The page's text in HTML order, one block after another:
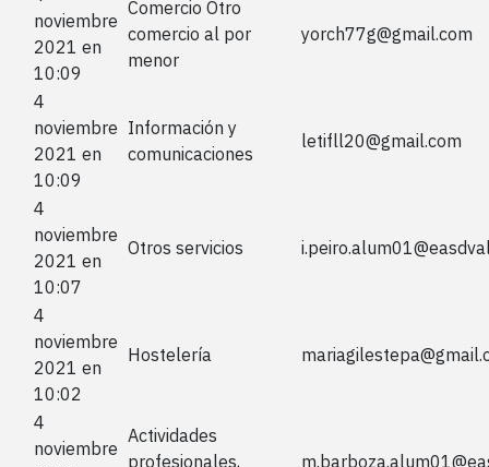
noviembre
2021 en
10:09
Comercio Otro
comercio al por
menor
yorch77g@gmail.com
4
noviembre
2021 en
10:09
Información y
comunicaciones
letifll20@gmail.com
4
noviembre
2021 en
10:07
Otros servicios
4
noviembre
2021 en
10:02
Hostelería
4
noviembre
Actividades
profesionales,